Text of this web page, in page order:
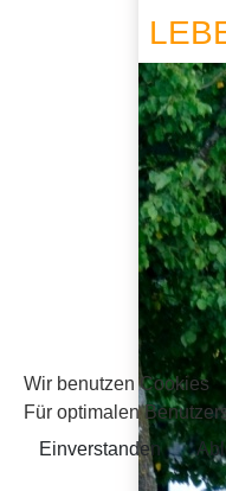
Wir benutzen Cookies
Für optimalen
Einverstanden